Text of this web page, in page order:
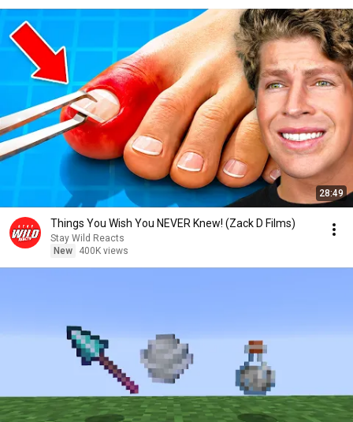
28:49
Things You Wish You NEVER Knew! (Zack D Films)
Stay Wild Reacts
New
400K views